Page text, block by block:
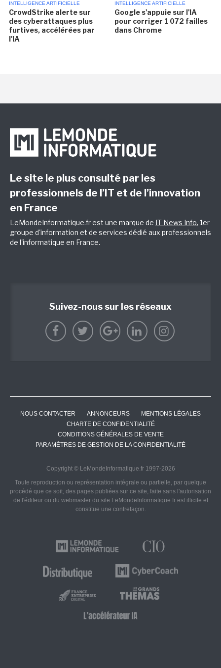
INTELLIGENCE ARTIFICIELLE
CrowdStrike alerte sur
des cyberattaques plus
furtives, accélérées par
l'IA
INTELLIGENCE ARTIFICIELLE
Google s'appuie sur l'IA
pour corriger 1 072 failles
dans Chrome
Le site le plus consulté par les
professionnels de l’IT et de l’innovation
en France
LeMondeInformatique.fr est une marque de IT News Info, 1er
groupe d'information et de services dédié aux professionnels
de l'informatique en France.
Suivez-nous sur les réseaux
NOUS CONTACTER ANNONCEURS
MENTIONS LÉGALES
CHARTE DE CONFIDENTIALITÉ
CONDITIONS GÉNÉRALES DE VENTE
PARAMÈTRES DE GESTION DE LA CONFIDENTIALITÉ
Copyright © LeMondeInformatique.fr 1997-2026
Toute reproduction ou représentation intégrale ou partielle, par quelque
procédé que ce soit, des pages publiées sur ce site, faite sans l'autorisation
de l'éditeur ou du webmaster du site LeMondeInformatique.fr est illicite et
constitue une contrefaçon.